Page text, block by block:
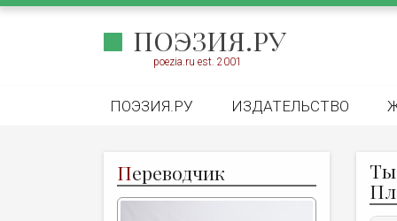
ПОЭЗИЯ.РУ
poezia.ru est. 2001
ПОЭЗИЯ.РУ ИЗДАТЕЛЬСТВО
Переводчик
Ты